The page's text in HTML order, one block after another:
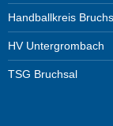
Handballkreis
HV Untergrombach
TSG Bruchsal